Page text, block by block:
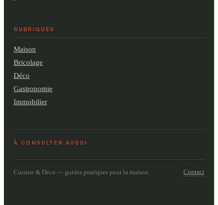
RUBRIQUES
Maison
Bricolage
Déco
Gastronomie
Immobilier
À CONSULTER AUSSI
Cuisine & Déco — guides pratiques pour la maison Contact